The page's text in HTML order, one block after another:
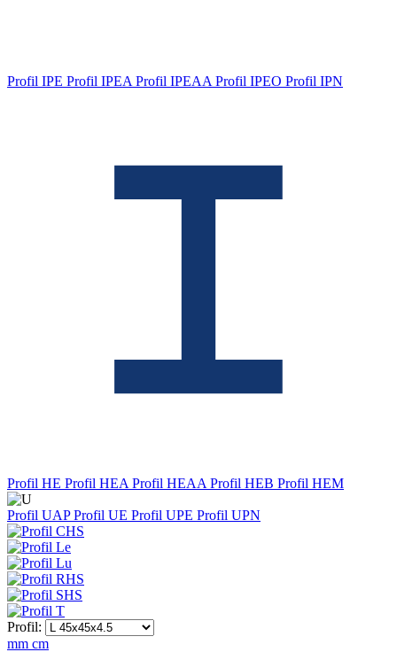
Profil IPE Profil IPEA Profil IPEAA Profil IPEO Profil IPN
Profil HE Profil HEA Profil HEAA Profil HEB Profil HEM
Profil UAPProfil UE Profil UPE Profil UPN
Profil:
mm cm